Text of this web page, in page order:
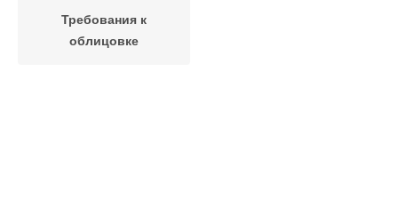
Требования к
облицовке